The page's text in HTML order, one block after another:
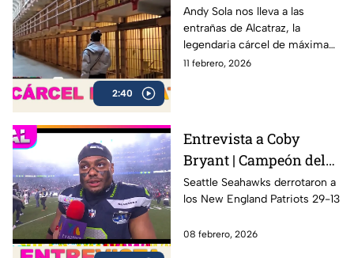
2:40
seguridad que encerró
a Al Capone | Sola al
Super Bowl
Andy Sola nos lleva a las
entrañas de Alcatraz, la
legendaria cárcel de máxima
seguridad ubicada en San
11 febrero, 2026
Entrevista a Coby
Bryant | Campeón del
Super Bowl LX con los
Seahawks
Seattle Seahawks derrotaron a
los New England Patriots 29-13
08 febrero, 2026